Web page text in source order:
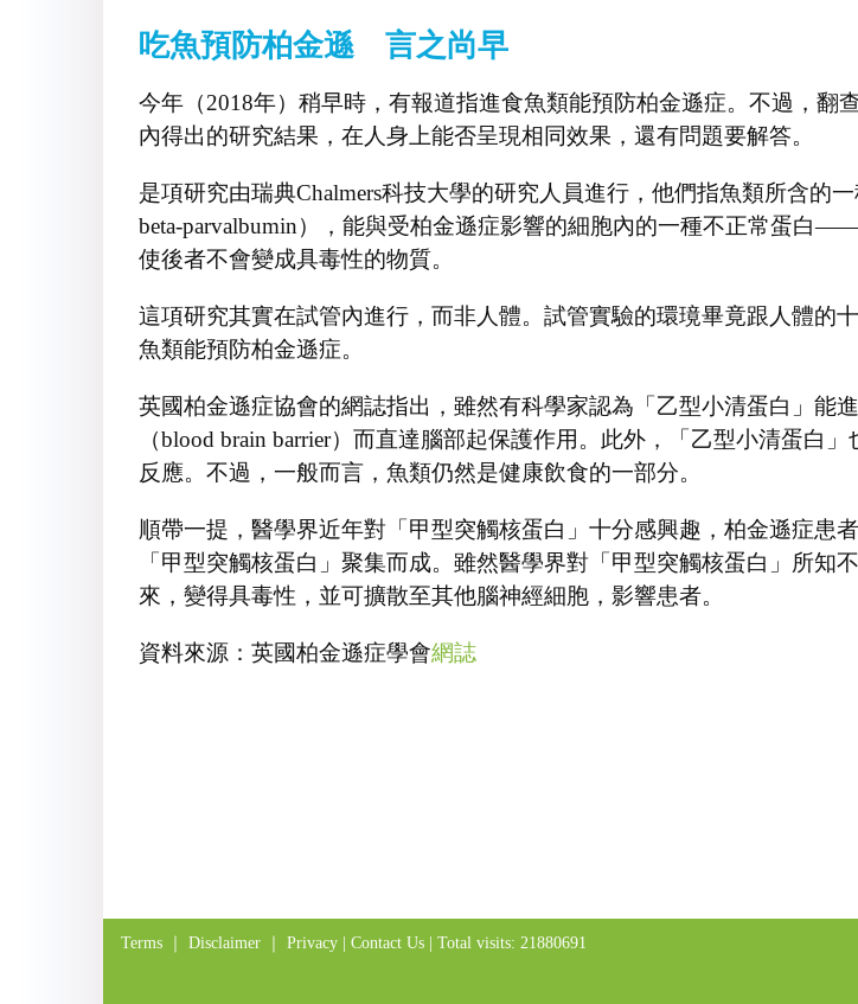
吃魚預防柏金遜 言之尚早
今年（2018年）稍早時，有報道指進食魚類能預防柏金遜症。不過，
內得出的研究結果，在人身上能否呈現相同效果，還有問題要解答。
是項研究由瑞典Chalmers科技大學的研究人員進行，他們指魚類所含的
beta-parvalbumin），能與受柏金遜症影響的細胞內的一種不正常蛋白
使後者不會變成具毒性的物質。
這項研究其實在試管內進行，而非人體。試管實驗的環璄畢竟跟人體的
魚類能預防柏金遜症。
英國柏金遜症協會的網誌指出，雖然有科學家認為「乙型小清蛋白」能
（blood brain barrier）而直達腦部起保護作用。此外，「乙型小清蛋白
反應。不過，一般而言，魚類仍然是健康飲食的一部分。
順帶一提，醫學界近年對「甲型突觸核蛋白」十分感興趣，柏金遜症患
「甲型突觸核蛋白」聚集而成。雖然醫學界對「甲型突觸核蛋白」所
來，變得具毒性，並可擴散至其他腦神經細胞，影響患者。
資料來源：英國柏金遜症學會網誌
Terms ｜ Disclaimer ｜ Privacy | Contact Us | Total visits: 21880691